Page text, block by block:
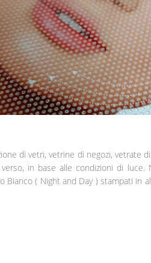
di vetri, vetrine di negozi, vetrate
in base alle condizioni di luce.
Bianco ( Night and Day ) stampati in